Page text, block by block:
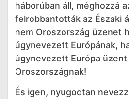
háborúban áll, méghozzá
felrobbantották az Északi
nem Oroszország üzenet
úgynevezett Európának,
úgynevezett Európa üzent
Oroszországnak!
És igen, nyugodtan